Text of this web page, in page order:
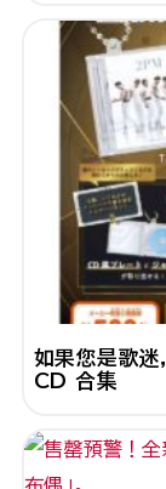
如果您是歌迷
CD 合集